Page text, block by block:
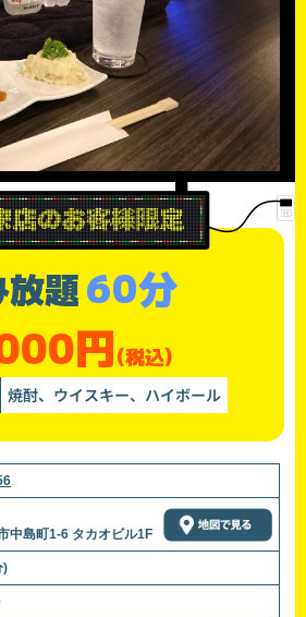
題60分
円(税込)
焼酎、ウイスキー、ハイボール
中島町1-6 タカオビル1F
)